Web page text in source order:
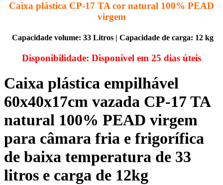
Caixa plástica CP-17 TA cor natural 100% PEAD
virgem
Capacidade volume: 33 Litros| Capacidade de carga: 12 kg
Disponibilidade: Disponível em 25 dias úteis
Caixa plástica empilhável
60x40x17cm vazada CP-17 TA
natural 100% PEAD virgem
para câmara fria e frigorífica
de baixa temperatura de 33
litros e carga de 12kg